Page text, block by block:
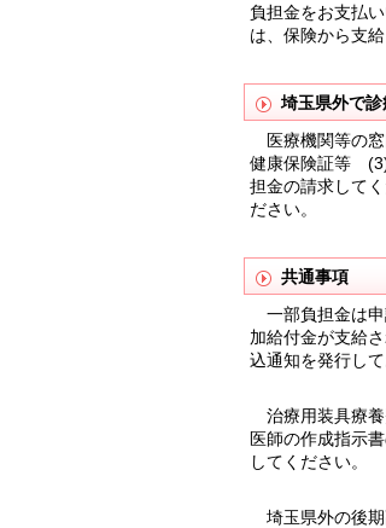
負担金をお支払
は、保険から支
埼玉県外で
医療機関等の
健康保険証等 (3)
担金の請求して
ださい。
共通事項
一部負担金は申
加給付金が支給
込通知を発行し
治療用装具療養
医師の作成指示
してください。
埼玉県外の後期